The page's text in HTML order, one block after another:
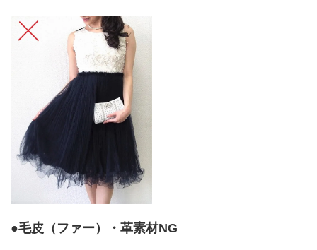
●毛皮（ファー）・革素材NG